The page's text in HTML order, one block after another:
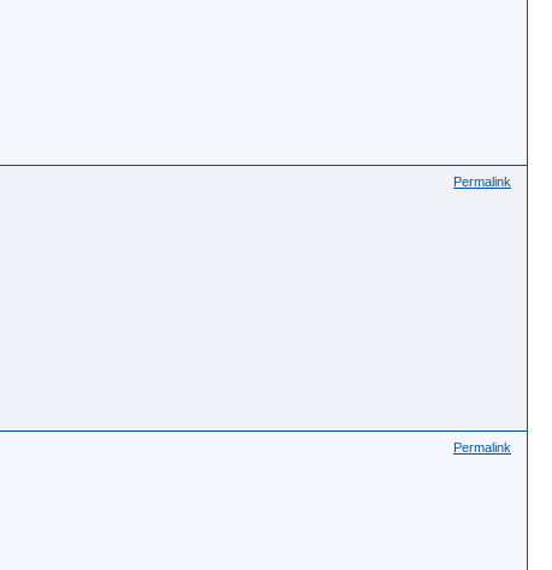
Permalink
Permalink